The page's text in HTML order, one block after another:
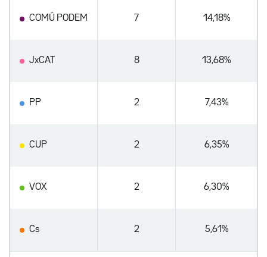
COMÚ PODEM 7 14,18%
JxCAT 8 13,68%
PP 2 7,43%
CUP 2 6,35%
VOX 2 6,30%
Cs 2 5,61%